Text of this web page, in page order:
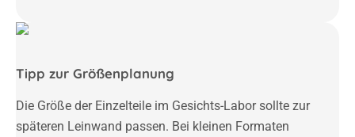
Tipp zur Größenplanung
Die Größe der Einzelteile im Gesichts-Labor sollte zur
späteren Leinwand passen. Bei kleinen Formaten